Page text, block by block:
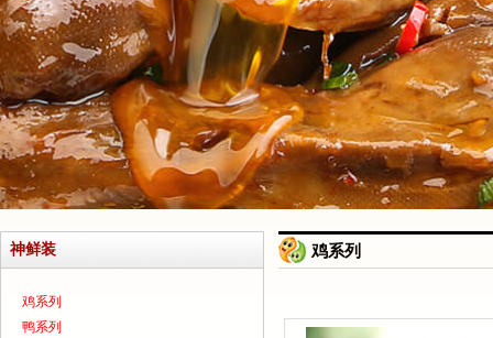
神鲜装
鸡系列
鸭系列
鸡系列